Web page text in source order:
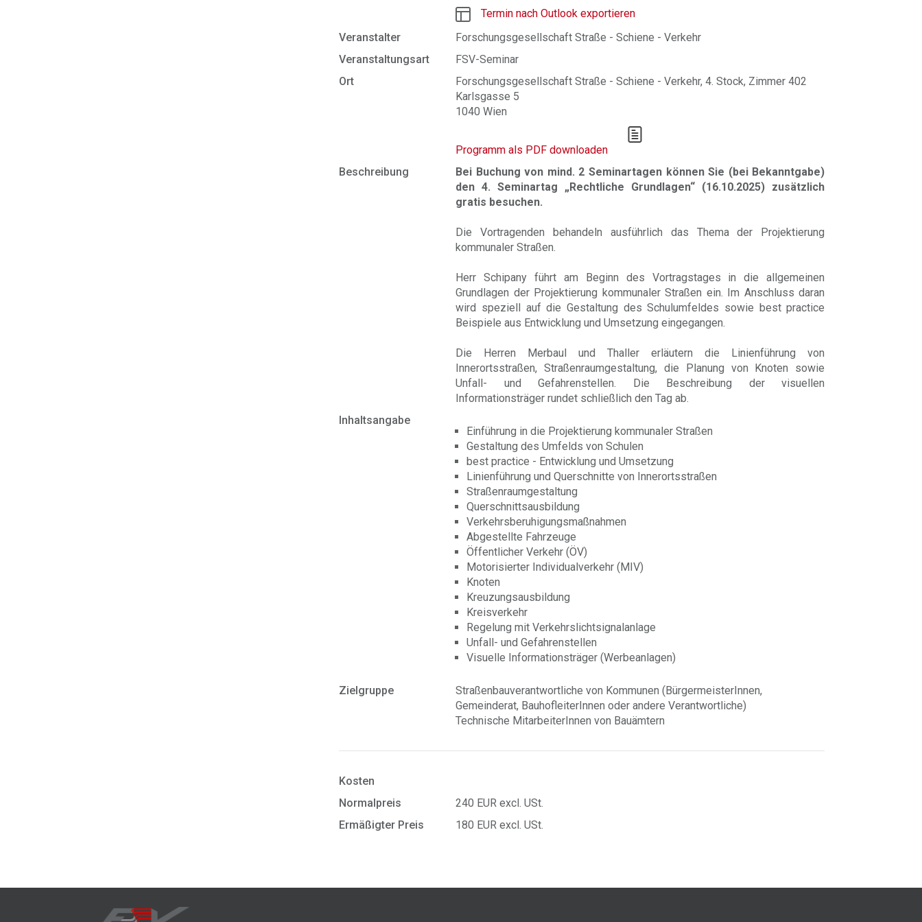
Termin nach Outlook exportieren
Veranstalter
Forschungsgesellschaft Straße - Schiene - Verkehr
Veranstaltungsart
FSV-Seminar
Ort
Forschungsgesellschaft Straße - Schiene - Verkehr, 4. Stock, Zimmer 402
Karlsgasse 5
1040 Wien
Programm als PDF downloaden
Beschreibung
Bei Buchung von mind. 2 Seminartagen können Sie (bei Bekanntgabe)
den 4. Seminartag „Rechtliche Grundlagen“ (16.10.2025) zusätzlich
gratis besuchen.
Die Vortragenden behandeln ausführlich das Thema der Projektierung
kommunaler Straßen.
Herr Schipany führt am Beginn des Vortragstages in die allgemeinen
Grundlagen der Projektierung kommunaler Straßen ein. Im Anschluss daran
wird speziell auf die Gestaltung des Schulumfeldes sowie best practice
Beispiele aus Entwicklung und Umsetzung eingegangen.
Die Herren Merbaul und Thaller erläutern die Linienführung von
Innerortsstraßen, Straßenraumgestaltung, die Planung von Knoten sowie
Unfall- und Gefahrenstellen. Die Beschreibung der visuellen
Informationsträger rundet schließlich den Tag ab.
Inhaltsangabe
Einführung in die Projektierung kommunaler Straßen
Gestaltung des Umfelds von Schulen
best practice - Entwicklung und Umsetzung
Linienführung und Querschnitte von Innerortsstraßen
Straßenraumgestaltung
Querschnittsausbildung
Verkehrsberuhigungsmaßnahmen
Abgestellte Fahrzeuge
Öffentlicher Verkehr (ÖV)
Motorisierter Individualverkehr (MIV)
Knoten
Kreuzungsausbildung
Kreisverkehr
Regelung mit Verkehrslichtsignalanlage
Unfall- und Gefahrenstellen
Visuelle Informationsträger (Werbeanlagen)
Zielgruppe
Straßenbauverantwortliche von Kommunen (BürgermeisterInnen,
Gemeinderat, BauhofleiterInnen oder andere Verantwortliche)
Technische MitarbeiterInnen von Bauämtern
Kosten
Normalpreis
240 EUR excl. USt.
Ermäßigter Preis
180 EUR excl. USt.